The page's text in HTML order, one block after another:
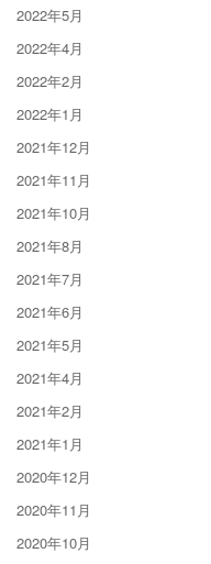
2022年5月
2022年4月
2022年2月
2022年1月
2021年12月
2021年11月
2021年10月
2021年8月
2021年7月
2021年6月
2021年5月
2021年4月
2021年2月
2021年1月
2020年12月
2020年11月
2020年10月